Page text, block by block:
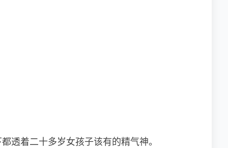
透着二十多岁女孩子该有的精气神。